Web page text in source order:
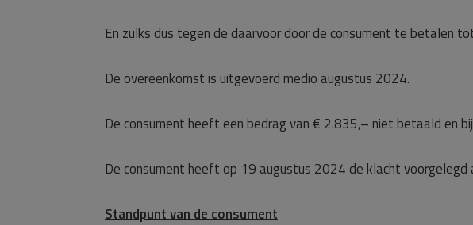
En zulks dus tegen de daarvoor door de consument te betalen
De overeenkomst is uitgevoerd medio augustus 2024.
De consument heeft een bedrag van € 2.835,– niet betaald en
De consument heeft op 19 augustus 2024 de klacht voorgelegd
Standpunt van de consument